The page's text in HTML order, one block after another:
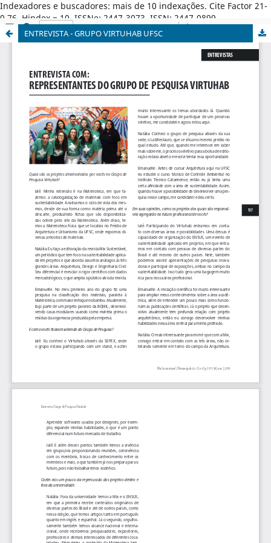
Indexadores e buscadores: mais de 10 indexações. Cite Factor 21-
0,76. Hindex = 10. ISSNe: 2447-3073. ISSN: 2447-0899.
ENTREVISTA - GRUPO VIRTUHAB UFSC